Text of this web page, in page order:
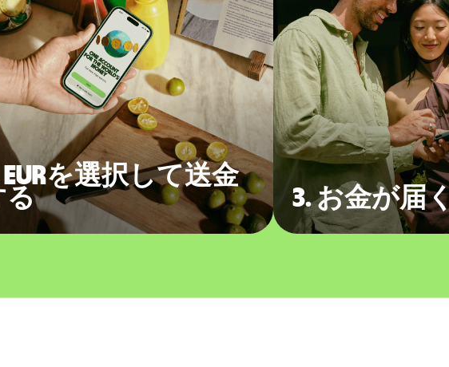
EURを選択して送金
る
3. お金が届く